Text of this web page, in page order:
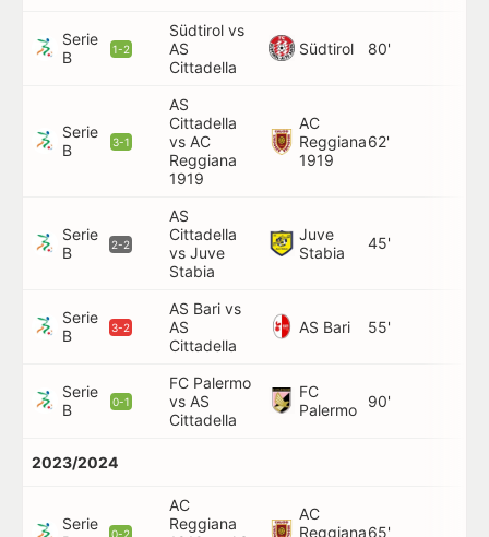
Serie
B
1-2
Südtirol vs
AS
Cittadella
Südtirol 80'
Serie
B
3-1
AS
Cittadella
vs AC
Reggiana
1919
AC
Reggiana
1919
62'
Serie
B
2-2
AS
Cittadella
vs Juve
Stabia
Juve
Stabia
45'
Serie
B
3-2
AS Bari vs
AS
Cittadella
AS Bari 55'
Serie
B
0-1
FC Palermo
vs AS
Cittadella
FC
Palermo
90'
2023/2024
Serie
0-2
AC
Reggiana
AC
Reggiana65'